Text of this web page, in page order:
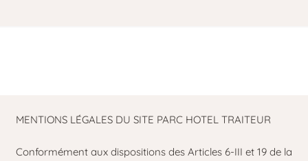
MENTIONS LÉGALES DU SITE PARC HOTEL TRAITEUR
Conformément aux dispositions des Articles 6-III et 19 de la